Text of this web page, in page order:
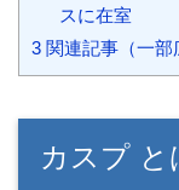
スに在室
3 関連記事（一部
カスプ と